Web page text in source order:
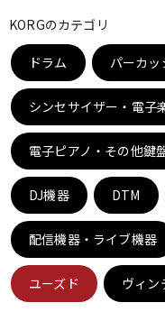
ベース
ドラム
キーボード
管楽器
アンプ
KORGのカテゴリ
ドラム パーカッ
シンセサイザー・電子
電子ピアノ・その他鍵
DJ機器 DTM
配信機器・ライブ機器
ユーズド ヴィン